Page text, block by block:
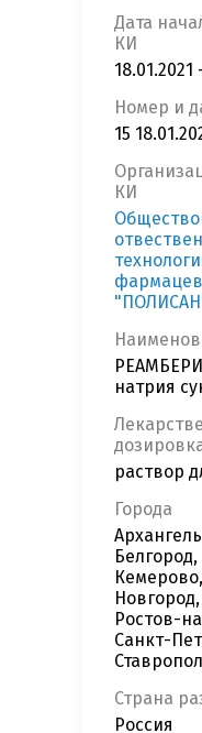
Дата
КИ
18.01.2021
Номер и
15
КИ
Общество
натрия
раствор
Города
Ростов-
Санкт-
Страна
Россия